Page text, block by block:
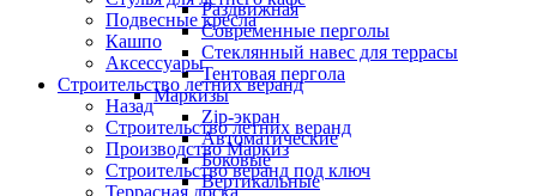
Раздвижная
Современные перголы
Стеклянный навес для террасы
Тентовая пергола
Маркизы
Zip-экран
Автоматические
Боковые
Вертикальные
Подвесные кресла
Кашпо
Аксессуары
Строительство летних веранд
Назад
Строительство летних веранд
Производство Маркиз
Строительство веранд под ключ
Террасная доска